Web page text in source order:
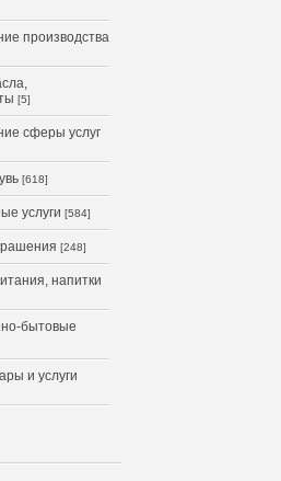
производства
[5]
сферы услуг
[618]
услуги [584]
[248]
напитки
бытовые
и услуги